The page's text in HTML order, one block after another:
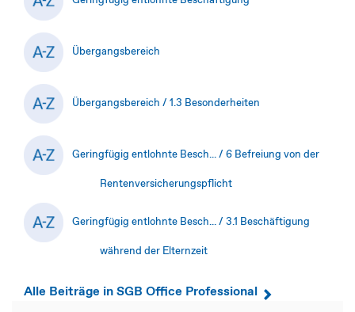
Übergangsbereich
Übergangsbereich / 1.3 Besonderheiten
Geringfügig entlohnte Besch... / 6 Befreiung von der
Rentenversicherungspflicht
Geringfügig entlohnte Besch... / 3.1 Beschäftigung
während der Elternzeit
Alle Beiträge in SGB Office Professional